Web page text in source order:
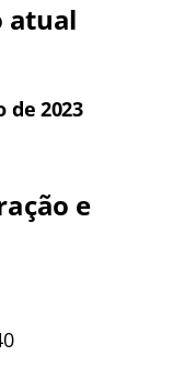
atual
de 2023
e